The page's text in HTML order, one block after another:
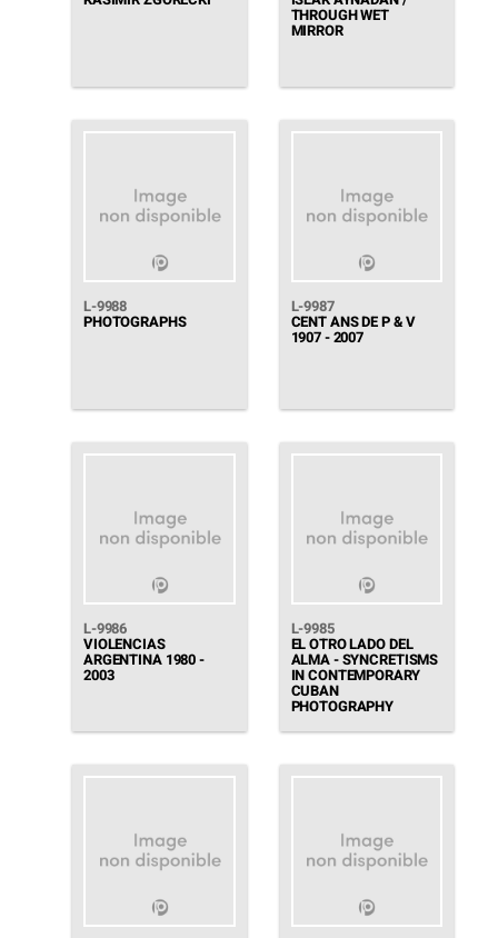
THROUGH WET
MIRROR
L-9988
PHOTOGRAPHS
L-9987
CENT ANS DE P & V
1907 - 2007
L-9986
VIOLENCIAS
ARGENTINA 1980 -
2003
L-9985
EL OTRO LADO DEL
ALMA - SYNCRETISMS
IN CONTEMPORARY
CUBAN
PHOTOGRAPHY